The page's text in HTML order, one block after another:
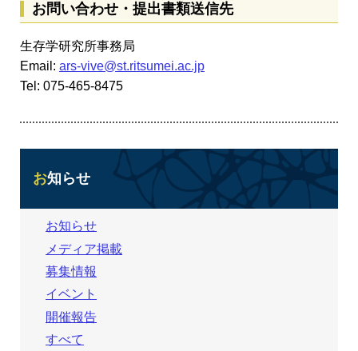
お問い合わせ・提出書類送信先
生存学研究所事務局
Email: ars-vive@st.ritsumei.ac.jp
Tel: 075-465-8475
お知らせ
お知らせ
メディア掲載
募集情報
イベント
開催報告
すべて